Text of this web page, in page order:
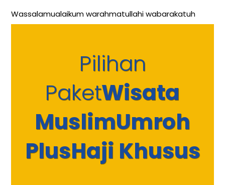
Wassalamualaikum warahmatullahi wabarakatuh
Pilihan
PaketWisata
MuslimUmroh
PlusHaji Khusus